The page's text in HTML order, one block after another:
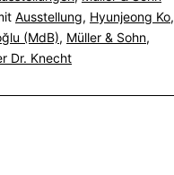
Ausstellung, Hyunjeong Ko,
(MdB), Müller & Sohn,
Dr. Knecht